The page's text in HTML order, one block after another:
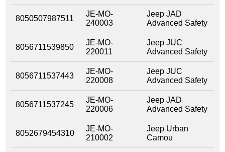
8050507987511
JE-MO-
240003
Jeep JAD
Advanced Safety
8056711539850
JE-MO-
220011
Jeep JUC
Advanced Safety
8056711537443
JE-MO-
220008
Jeep JUC
Advanced Safety
8056711537245
JE-MO-
220006
Jeep JAD
Advanced Safety
8052679454310
JE-MO-
210002
Jeep Urban
Camou